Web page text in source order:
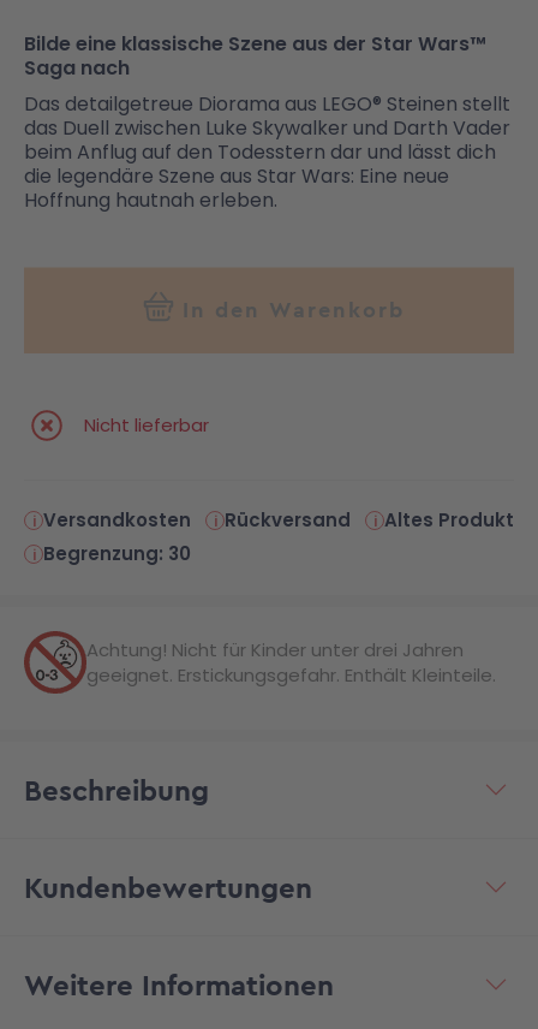
Bilde eine klassische Szene aus der Star Wars™
Saga nach
Das detailgetreue Diorama aus LEGO® Steinen stellt
das Duell zwischen Luke Skywalker und Darth Vader
beim Anflug auf den Todesstern dar und lässt dich
die legendäre Szene aus Star Wars: Eine neue
Hoffnung hautnah erleben.
In den Warenkorb
Nicht lieferbar
Versandkosten Rückversand
Altes Produkt
Begrenzung: 30
Achtung! Nicht für Kinder unter drei Jahren
geeignet. Erstickungsgefahr. Enthält Kleinteile.
Beschreibung
Kundenbewertungen
Weitere Informationen